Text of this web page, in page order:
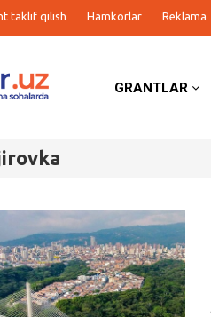
taklif qilish Hamkorlar Reklama
GRANTLAR